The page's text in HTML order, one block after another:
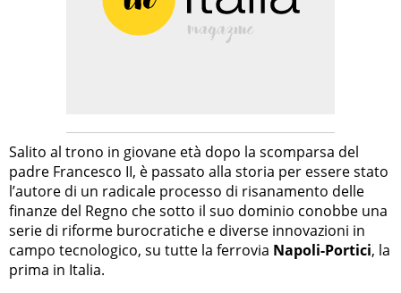
Salito al trono in giovane età dopo la scomparsa del
padre Francesco II, è passato alla storia per essere stato
l’autore di un radicale processo di risanamento delle
finanze del Regno che sotto il suo dominio conobbe una
serie di riforme burocratiche e diverse innovazioni in
campo tecnologico, su tutte la ferrovia Napoli-Portici, la
prima in Italia.